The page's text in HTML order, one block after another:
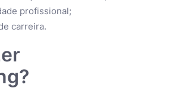
profissional;
carreira.